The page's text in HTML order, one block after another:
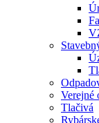
Verejné
Tlačivá